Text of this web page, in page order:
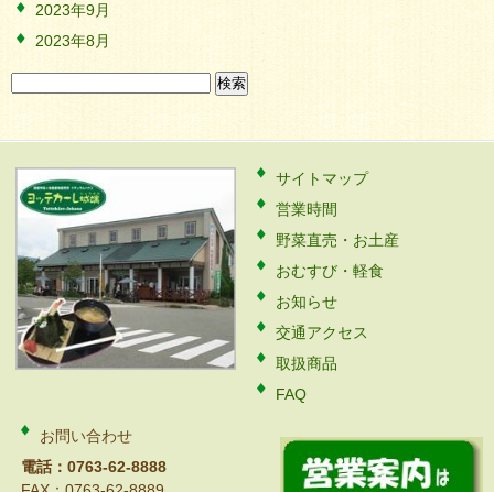
2023年9月
2023年8月
索:
サイトマップ
営業時間
野菜直売・お土産
おむすび・軽食
お知らせ
交通アクセス
取扱商品
FAQ
お問い合わせ
電話：0763-62-8888